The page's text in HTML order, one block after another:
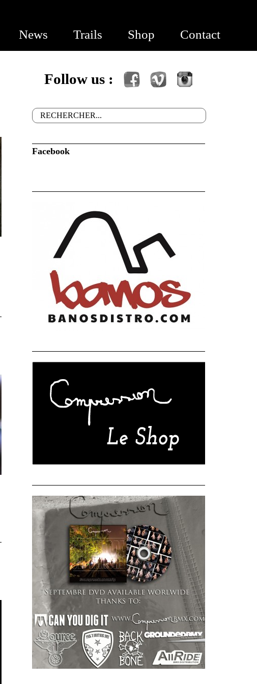
News Trails Shop Contact
Follow us : FacebookVimeo Instagram
Formulaire de recherche
Rechercher
Facebook